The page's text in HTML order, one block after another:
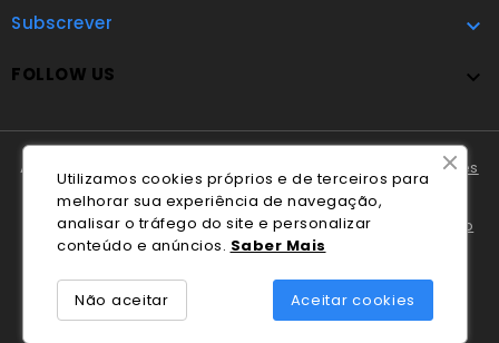
Subscrever 
FOLLOW US 
A Cláudio Marques tem disponível o
Livro de Reclamações
Online.
Em caso de litígio o consumidor pode recorrer ao
Centro
Nacional de Informação e Arbitragem de Conflitos de
Consumo de Coimbra.
Utilizamos cookies próprios e de terceiros para
melhorar sua experiência de navegação,
analisar o tráfego do site e personalizar
conteúdo e anúncios. Saber Mais
Aceitar cookies
Não aceitar